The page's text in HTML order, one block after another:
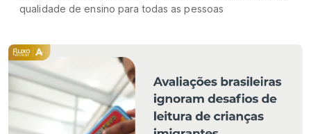
qualidade de ensino para todas as pessoas